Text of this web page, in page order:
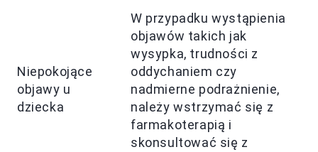
Niepokojące
objawy u
dziecka
W przypadku wystąpienia
objawów takich jak
wysypka, trudności z
oddychaniem czy
nadmierne podrażnienie,
należy wstrzymać się z
farmakoterapią i
skonsultować się z